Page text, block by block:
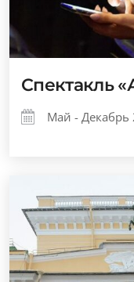
Спектакль
Май - Декабрь